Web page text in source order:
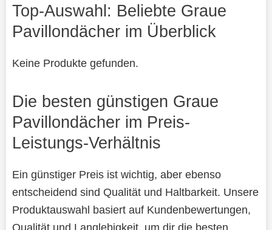
Top-Auswahl: Beliebte Graue
Pavillondächer im Überblick
Keine Produkte gefunden.
Die besten günstigen Graue
Pavillondächer im Preis-
Leistungs-Verhältnis
Ein günstiger Preis ist wichtig, aber ebenso
entscheidend sind Qualität und Haltbarkeit. Unsere
Produktauswahl basiert auf Kundenbewertungen,
Qualität und Langlebigkeit, um dir die besten